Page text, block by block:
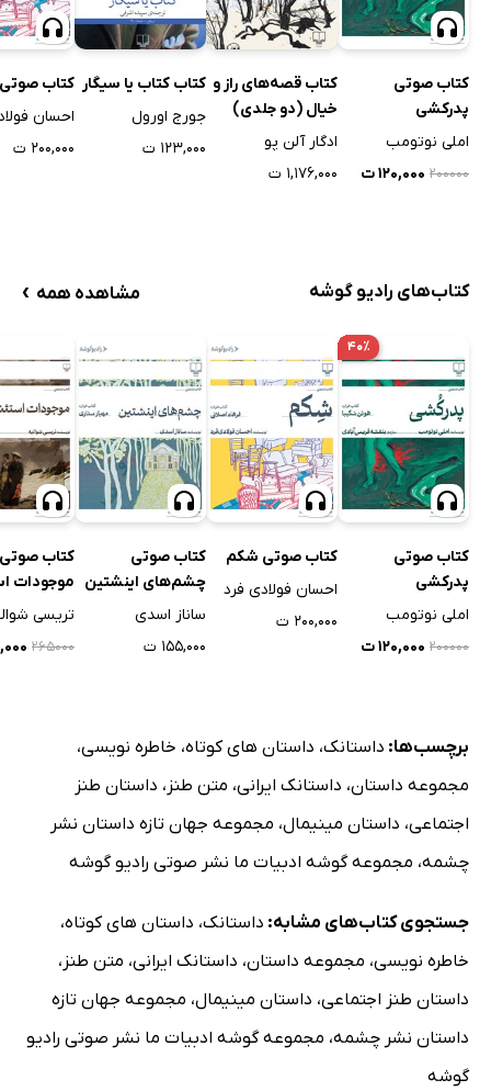
کتاب صوتی
پدرکشی
املی نوتومب
۲۰۰۰۰۰ ۱۲۰,۰۰۰ ت
کتاب قصه‌های راز و
خیال (دو جلدی)
ادگار آلن پو
۱,۱۷۶,۰۰۰ ت
کتاب کتاب یا سیگار
جورج اورول
۱۲۳,۰۰۰ ت
کتاب
احسان
۲۰۰,۰۰۰ ت
کتاب‌های رادیو گوشه مشاهده همه ›
۴۰٪
کتاب صوتی
پدرکشی
املی نوتومب
۲۰۰۰۰۰ ۱۲۰,۰۰۰ ت
کتاب صوتی شکم
احسان فولادی فرد
۲۰۰,۰۰۰ ت
کتاب صوتی
چشم‌های اینشتین
ساناز اسدی
۱۵۵,۰۰۰ ت
کتاب صوتی
موجودات
تریسی
۲۶۵۰۰۰
برچسب‌ها: داستانک، داستان های کوتاه، خاطره نویسی،
مجموعه داستان، داستانک ایرانی، متن طنز ، داستان طنز
اجتماعی، داستان مینیمال، مجموعه جهان تازه داستان نشر
چشمه، مجموعه گوشه ادبیات ما نشر صوتی رادیو گوشه
جستجوی کتاب‌های مشابه: داستانک، داستان های کوتاه،
خاطره نویسی، مجموعه داستان، داستانک ایرانی، متن طنز ،
داستان طنز اجتماعی، داستان مینیمال، مجموعه جهان تازه
داستان نشر چشمه، مجموعه گوشه ادبیات ما نشر صوتی رادیو
گوشه